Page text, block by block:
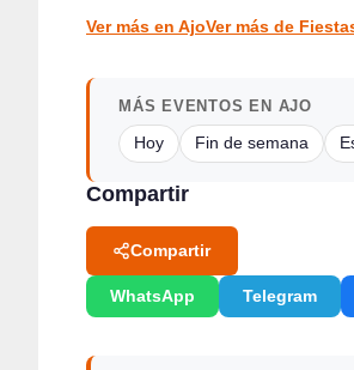
Ver más en AjoVer más de
MÁS EVENTOS EN AJO
Hoy Fin de semana
Compartir
Compartir
WhatsApp Telegram